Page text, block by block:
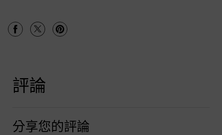
分享於 Facebook
分享於 Twitter分享於 Pinterest
評論
分享您的評論